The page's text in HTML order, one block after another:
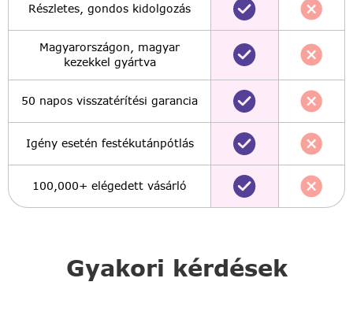
Gyakori kérdések
Részletes, gondos kidolgozás
Magyarországon, magyar
kezekkel gyártva
50 napos visszatérítési garancia
Igény esetén festékutánpótlás
100,000+ elégedett vásárló